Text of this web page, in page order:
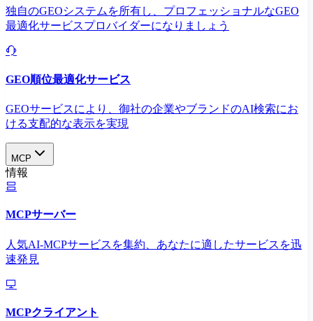
独自のGEOシステムを所有し、プロフェッショナルなGEO
最適化サービスプロバイダーになりましょう
GEO順位最適化サービス
GEOサービスにより、御社の企業やブランドのAI検索にお
ける支配的な表示を実現​
MCP
情報
MCPサーバー
人気AI-MCPサービスを集約、あなたに適したサービスを迅
速発見
MCPクライアント